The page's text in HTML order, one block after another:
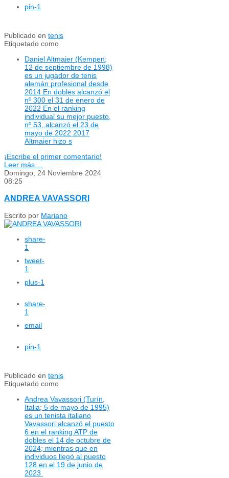
pin-1
Publicado en tenis
Etiquetado como
Daniel Altmaier (Kempen;
12 de septiembre de 1998)
es un jugador de tenis
alemán profesional desde
2014 En dobles alcanzó el
nº 300 el 31 de enero de
2022 En el ranking
individual su mejor puesto,
nº 53, alcanzó el 23 de
mayo de 2022 2017
Altmaier hizo s
¡Escribe el primer comentario!
Leer más ...
Domingo, 24 Noviembre 2024
08:25
ANDREA VAVASSORI
Escrito por Mariano
share-
1
tweet-
1
plus-1
share-
1
email
pin-1
Publicado en tenis
Etiquetado como
Andrea Vavassori (Turín,
Italia; 5 de mayo de 1995)
es un tenista italiano
Vavassori alcanzó el puesto
6 en el ranking ATP de
dobles el 14 de octubre de
2024; mientras que en
individuos llegó al puesto
128 en el 19 de junio de
2023 ​